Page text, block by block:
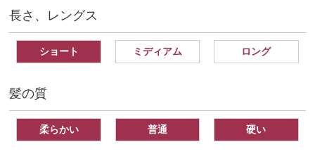
長さ、レングス
ショート ミディアム ロング
髪の質
柔らかい 普通 硬い